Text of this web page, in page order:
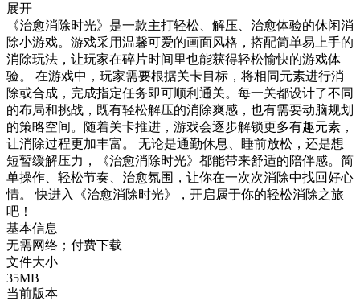
展开
《治愈消除时光》是一款主打轻松、解压、治愈体验的休闲消
除小游戏。游戏采用温馨可爱的画面风格，搭配简单易上手的
消除玩法，让玩家在碎片时间里也能获得轻松愉快的游戏体
验。 在游戏中，玩家需要根据关卡目标，将相同元素进行消
除或合成，完成指定任务即可顺利通关。每一关都设计了不同
的布局和挑战，既有轻松解压的消除爽感，也有需要动脑规划
的策略空间。随着关卡推进，游戏会逐步解锁更多有趣元素，
让消除过程更加丰富。 无论是通勤休息、睡前放松，还是想
短暂缓解压力，《治愈消除时光》都能带来舒适的陪伴感。简
单操作、轻松节奏、治愈氛围，让你在一次次消除中找回好心
情。 快进入《治愈消除时光》，开启属于你的轻松消除之旅
吧！
基本信息
无需网络；付费下载
文件大小
35MB
当前版本